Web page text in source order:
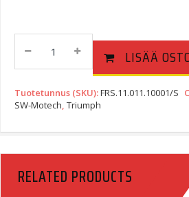
Triumph
Tiger
BMW
R/
LISÄÄ
Tuotetunnus (SKU):FRS.11.011.10001/S
SW-Motech, Triumph
RELATED PRODUCTS